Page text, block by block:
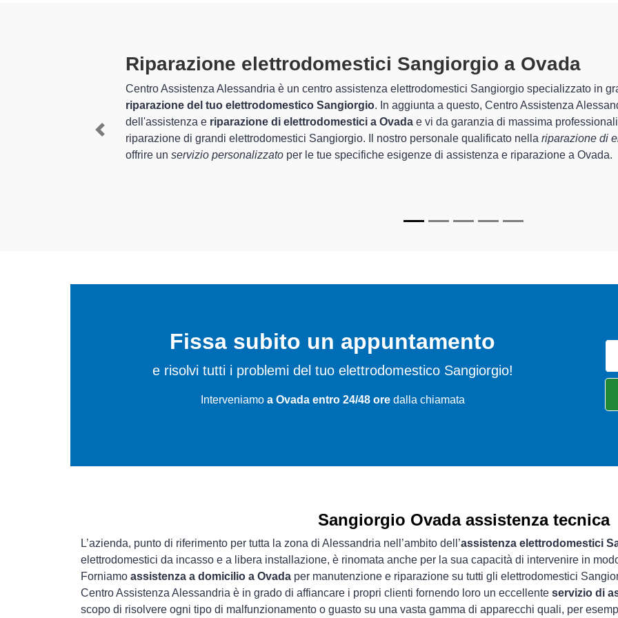
Sangiorgio a Ovada
elettrodomestici Sangiorgio specializzato in grado di offrire un servizio completo per la
aggiunta a questo, Centro Assistenza Alessandria è da moltissimi anni nel settore
e vi da garanzia di massima professionalità ed esperienza per assistenza e
personale qualificato nellariparazione di elettrodomestici Sangiorgio, è in grado di
di assistenza e riparazione a Ovada.
Tecnici
preparati
I tecnici specializzati
provincia per quel
del corretto
In più,i tecnici
Previous
Fissa subito un appuntamento
e risolvi tutti i problemi del tuo elettrodomestico Sangiorgio!
Interveniamo a Ovada entro 24/48 oredalla chiamata
Sangiorgio Ovada assistenza tecnica
L’azienda, punto di riferimento per tutta la zona di Alessandria nell’ambito dell’assistenza elettrodomestici
elettrodomestici da incasso e a libera installazione, è rinomata anche per la sua capacità di intervenire in
Forniamo assistenza a domicilio a Ovada per manutenzione e riparazione su tutti gli elettrodomestici
Centro Assistenza Alessandria è in grado di affiancare i propri clienti fornendo loro un eccellente servizio di
scopo di risolvere ogni tipo di malfunzionamento o guasto su una vasta gamma di apparecchi quali, per